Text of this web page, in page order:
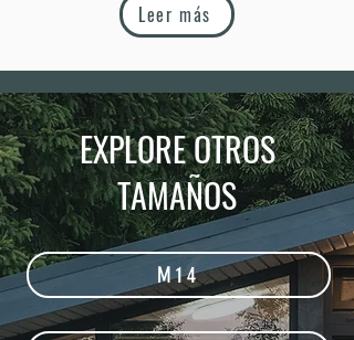
Leer más
EXPLORE OTROS
TAMAÑOS
M14